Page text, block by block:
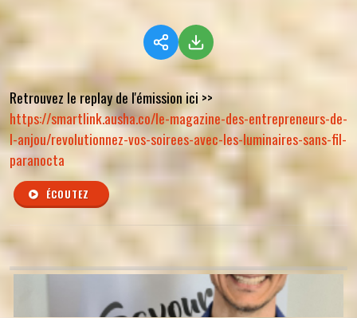
Retrouvez le replay de l'émission ici >>
https://smartlink.ausha.co/le-magazine-des-entrepreneurs-de-
l-anjou/revolutionnez-vos-soirees-avec-les-luminaires-sans-fil-
paranocta
ÉCOUTEZ